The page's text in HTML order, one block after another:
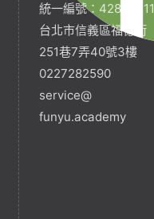
統一編號：42854211
台北市信義區福德街
251巷7弄40號3樓
0227282590
service@
funyu.academy